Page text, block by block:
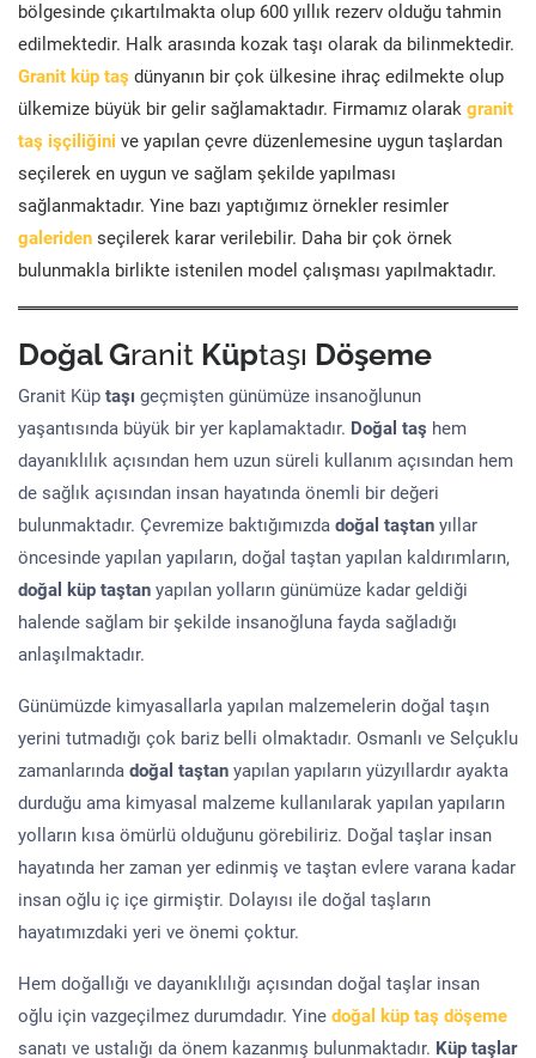
bölgesinde çıkartılmakta olup 600 yıllık rezerv olduğu tahmin
edilmektedir. Halk arasında kozak taşı olarak da bilinmektedir.
Granit küp taş dünyanın bir çok ülkesine ihraç edilmekte olup
ülkemize büyük bir gelir sağlamaktadır. Firmamız olarak granit
taş işçiliğini ve yapılan çevre düzenlemesine uygun taşlardan
seçilerek en uygun ve sağlam şekilde yapılması
sağlanmaktadır. Yine bazı yaptığımız örnekler resimler
galeriden seçilerek karar verilebilir. Daha bir çok örnek
bulunmakla birlikte istenilen model çalışması yapılmaktadır.
Doğal Granit Küptaşı Döşeme
Granit Küp taşı geçmişten günümüze insanoğlunun
yaşantısında büyük bir yer kaplamaktadır. Doğal taş hem
dayanıklılık açısından hem uzun süreli kullanım açısından hem
de sağlık açısından insan hayatında önemli bir değeri
bulunmaktadır. Çevremize baktığımızda doğal taştan yıllar
öncesinde yapılan yapıların, doğal taştan yapılan kaldırımların,
doğal küp taştan yapılan yolların günümüze kadar geldiği
halende sağlam bir şekilde insanoğluna fayda sağladığı
anlaşılmaktadır.
Günümüzde kimyasallarla yapılan malzemelerin doğal taşın
yerini tutmadığı çok bariz belli olmaktadır. Osmanlı ve Selçuklu
zamanlarında doğal taştan yapılan yapıların yüzyıllardır ayakta
durduğu ama kimyasal malzeme kullanılarak yapılan yapıların
yolların kısa ömürlü olduğunu görebiliriz. Doğal taşlar insan
hayatında her zaman yer edinmiş ve taştan evlere varana kadar
insan oğlu iç içe girmiştir. Dolayısı ile doğal taşların
hayatımızdaki yeri ve önemi çoktur.
Hem doğallığı ve dayanıklılığı açısından doğal taşlar insan
oğlu için vazgeçilmez durumdadır. Yine doğal küp taş döşeme
sanatı ve ustalığı da önem kazanmış bulunmaktadır. Küp taşlar